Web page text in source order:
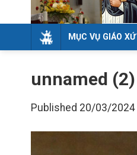
MỤC VỤ GIÁO XỨ
unnamed (2)
Published 20/03/2024